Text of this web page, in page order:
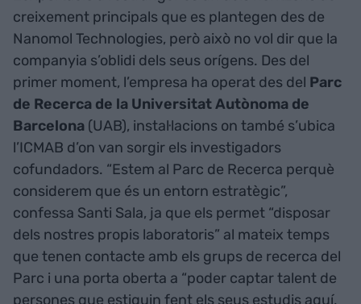
creixement principals que es plantegen des de
Nanomol Technologies, però això no vol dir que la
companyia s’oblidi dels seus orígens. Des del
primer moment, l’empresa ha operat des del Parc
de Recerca de la Universitat Autònoma de
Barcelona (UAB), instal·lacions on també s’ubica
l’ICMAB d’on van sorgir els investigadors
cofundadors. “Estem al Parc de Recerca perquè
considerem que és un entorn estratègic”,
confessa Santi Sala, ja que els permet “disposar
dels nostres propis laboratoris” al mateix temps
que tenen contacte amb els grups de recerca del
Parc i una porta oberta a “poder captar talent de
persones que estiguin fent els seus estudis aquí,